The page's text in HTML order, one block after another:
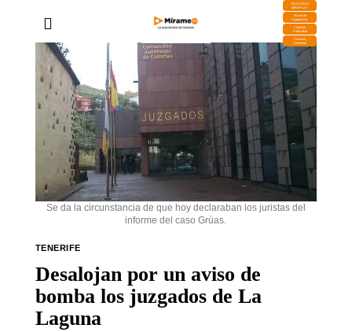
DESCARGA
MIRAPLAY
Buzón de
Sugerencias
Contratar
Publicidad
Contacto
Comercial
Se da la circunstancia de que hoy declaraban los juristas del
informe del caso Grúas.
TENERIFE
Desalojan por un aviso de
bomba los juzgados de La
Laguna